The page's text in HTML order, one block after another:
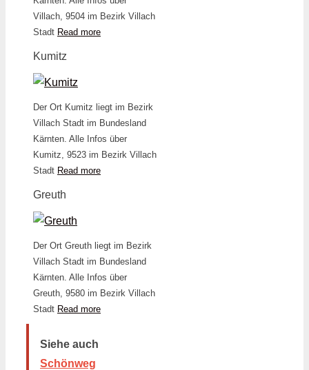
Villach, 9504 im Bezirk Villach
Stadt Read more
Kumitz
Der Ort Kumitz liegt im Bezirk
Villach Stadt im Bundesland
Kärnten. Alle Infos über
Kumitz, 9523 im Bezirk Villach
Stadt Read more
Greuth
Der Ort Greuth liegt im Bezirk
Villach Stadt im Bundesland
Kärnten. Alle Infos über
Greuth, 9580 im Bezirk Villach
Stadt Read more
Siehe auch
Schönweg